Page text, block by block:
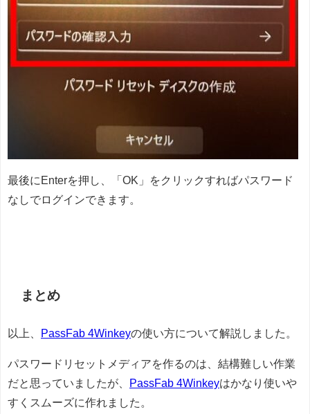
最後にEnterを押し、「OK」をクリックすればパスワード
なしでログインできます。
まとめ
以上、 PassFab 4Winkeyの使い方について解説しました。
パスワードリセットメディアを作るのは、結構難しい作業
だと思っていましたが、
PassFab 4Winkeyはかなり使いや
すくスムーズに作れました。